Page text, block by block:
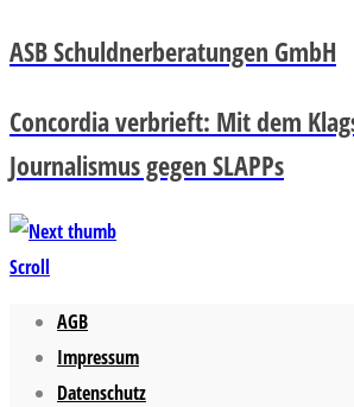
ASB Schuldnerberatungen GmbH
Concordia verbrieft: Mit dem
Journalismus gegen SLAPPs
Scroll
AGB
Impressum
Datenschutz